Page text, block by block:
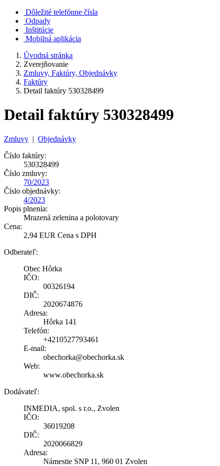
Dôležité telefónne čísla
Odpady
Inštitúcie
Mobilná aplikácia
Úvodná stránka
Zverejňovanie
Zmluvy, Faktúry, Objednávky
Faktúry
Detail faktúry 530328499
Detail faktúry 530328499
Zmluvy | Objednávky
Číslo faktúry:
530328499
Číslo zmluvy:
70/2023
Číslo objednávky:
4/2023
Popis plnenia:
Mrazená zelenina a polotovary
Cena:
2,94 EUR Cena s DPH
Odberateľ:
Obec Hôrka
IČO:
00326194
DIČ:
2020674876
Adresa:
Hôrka 141
Telefón:
+4210527793461
E-mail:
obechorka@obechorka.sk
Web:
www.obechorka.sk
Dodávateľ:
INMEDIA, spol. s r.o., Zvolen
IČO:
36019208
DIČ:
2020066829
Adresa:
Námestie SNP 11, 960 01 Zvolen